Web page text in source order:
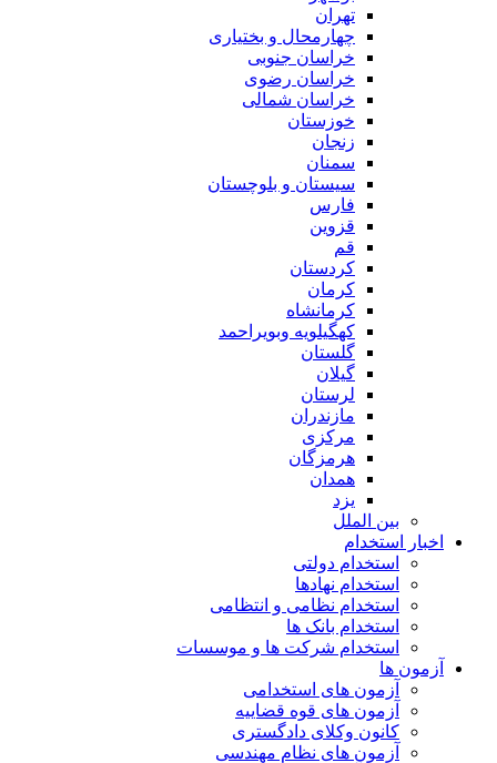
تهران
چهارمحال و بختیاری
خراسان جنوبی
خراسان رضوی
خراسان شمالی
خوزستان
زنجان
سمنان
سیستان و بلوچستان
فارس
قزوین
قم
کردستان
کرمان
کرمانشاه
کهگیلویه وبویراحمد
گلستان
گیلان
لرستان
مازندران
مرکزی
هرمزگان
همدان
یزد
بین الملل
اخبار استخدام
استخدام دولتی
استخدام نهادها
استخدام نظامی و انتظامی
استخدام بانک ها
استخدام شرکت ها و موسسات
آزمون ها
آزمون های استخدامی
آزمون های قوه قضاییه
کانون وکلای دادگستری
آزمون های نظام مهندسی